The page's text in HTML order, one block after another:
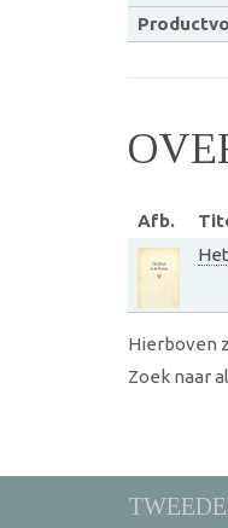
Afb.
Hierboven
Zoek naar